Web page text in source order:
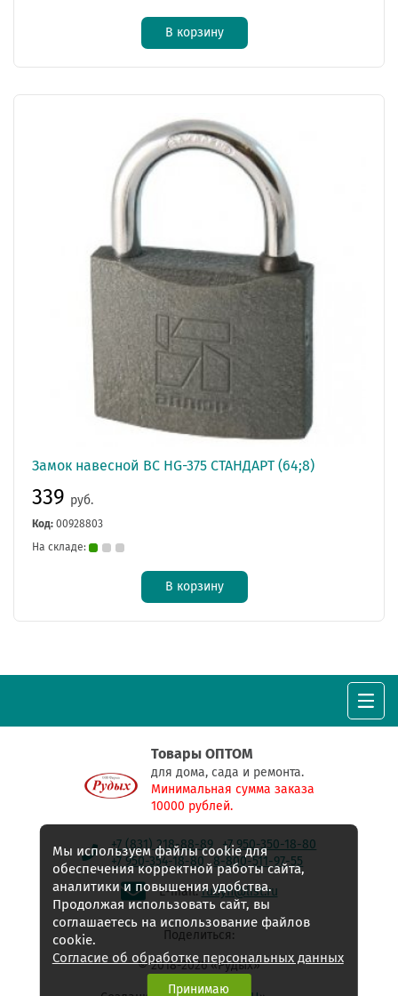
В корзину
Замок навесной ВС НG-375 СТАНДАРТ (64;8)
339 руб.
Код: 00928803
На складе:
В корзину
Товары ОПТОМ
для дома, сада и ремонта.
Минимальная сумма заказа
10000 рублей.
+7 (831) 218-88-89
+7 950-350-18-80
+7 950-354-18-80
8-800-511-97-55
E-mail:rudyh@list.ru
© 2018-2026 «Рудых»
Поделиться:
Мы используем файлы cookie для
обеспечения корректной работы сайта,
аналитики и повышения удобства.
Продолжая использовать сайт, вы
соглашаетесь на использование файлов
cookie.
Согласие об обработке персональных данных
Принимаю